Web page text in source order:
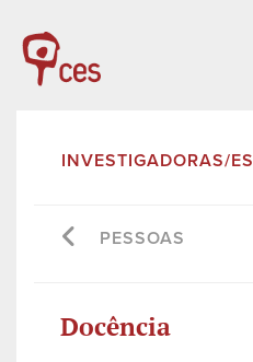
INVESTIGADORAS/ES
PESSOAS
Docência